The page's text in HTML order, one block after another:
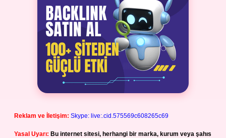
Reklam ve İletişim: Skype: live:.cid.575569c608265c69
Yasal Uyarı: Bu internet sitesi, herhangi bir marka, kurum veya şahıs